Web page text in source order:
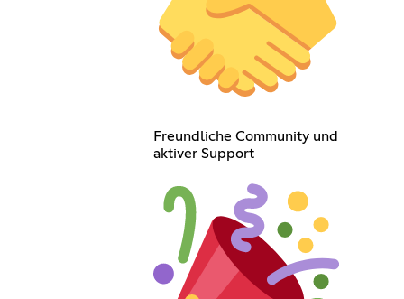
Freundliche Community und
aktiver Support